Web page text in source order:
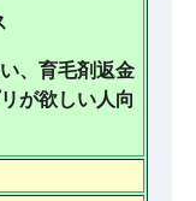
、育毛剤返金
が欲しい人向